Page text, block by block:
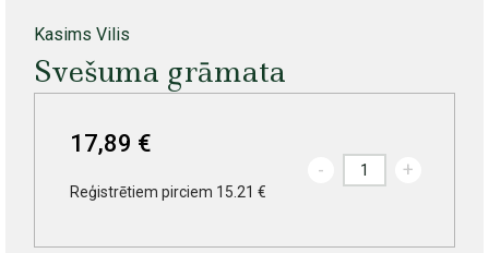
Kasims Vilis
Svešuma grāmata
17,89 €
Reģistrētiem pirciem 15.21 €
- +